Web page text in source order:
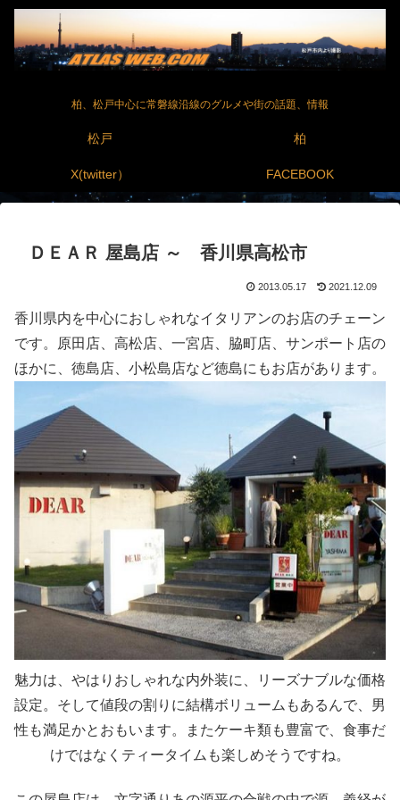
柏、松戸中心に常磐線沿線のグルメや街の話題、情報
松戸 柏
X(twitter） FACEBOOK
ＤＥＡＲ 屋島店 ～ 香川県高松市
2013.05.17 2021.12.09
香川県内を中心におしゃれなイタリアンのお店のチェーン
です。原田店、高松店、一宮店、脇町店、サンポート店の
ほかに、徳島店、小松島店など徳島にもお店があります。
魅力は、やはりおしゃれな内外装に、リーズナブルな価格
設定。そして値段の割りに結構ボリュームもあるんで、男
性も満足かとおもいます。またケーキ類も豊富で、食事だ
けではなくティータイムも楽しめそうですね。